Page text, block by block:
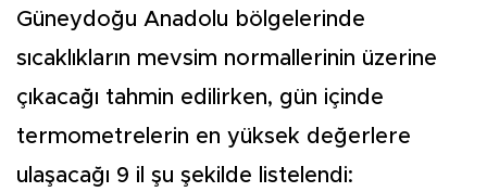
Güneydoğu Anadolu bölgelerinde
sıcaklıkların mevsim normallerinin üzerine
çıkacağı tahmin edilirken, gün içinde
termometrelerin en yüksek değerlere
ulaşacağı 9 il şu şekilde listelendi: